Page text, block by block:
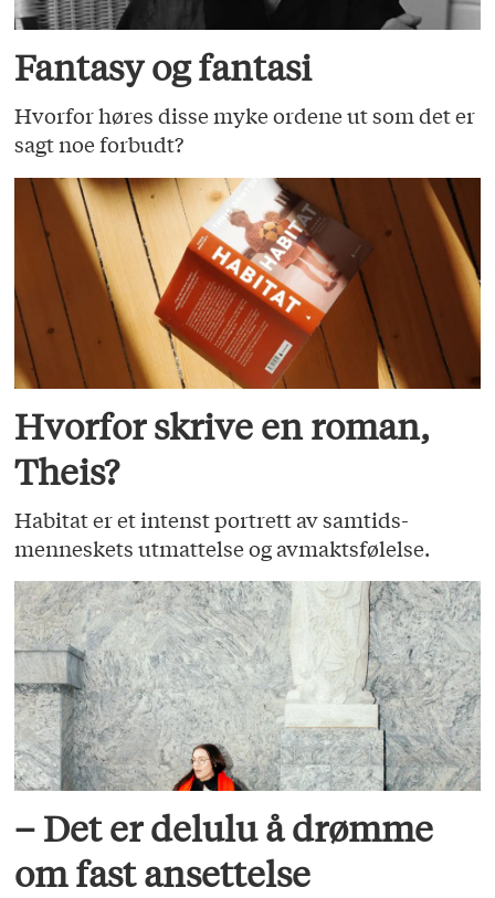
Fantasy og fantasi
Hvorfor høres disse myke ordene ut som det er
sagt noe forbudt?
Hvorfor skrive en roman,
Theis?
Habitat er et intenst portrett av samtids­
menneskets utmattelse og avmaktsfølelse.
– Det er delulu å drømme
om fast ansettelse